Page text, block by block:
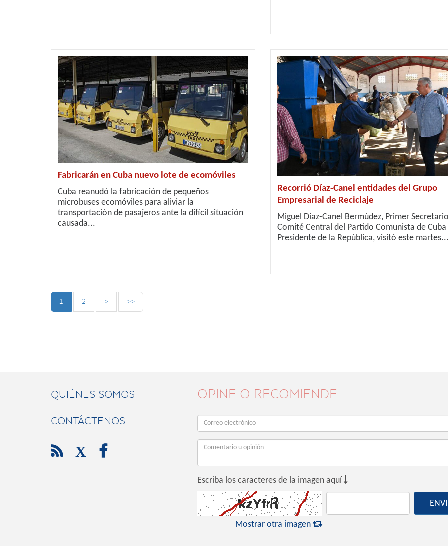
Fabricarán en Cuba nuevo lote de ecomóviles
Cuba reanudó la fabricación de pequeños
microbuses ecomóviles para aliviar la
transportación de pasajeros ante la difícil situación
causada...
Recorrió Díaz-Canel entidades del Grupo
Empresarial de Reciclaje
Miguel Díaz-Canel Bermúdez, Primer
Comité Central del Partido Comunista de Cuba
Presidente de la República, visitó este
1 2 > >>
QUIÉNES SOMOS
CONTÁCTENOS
 X 
OPINE O RECOMIENDE
Escriba los caracteres de la imagen aquí 
Mostrar otra imagen 